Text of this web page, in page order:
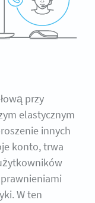
przy
elastycznym
innych
konto, trwa
W ten